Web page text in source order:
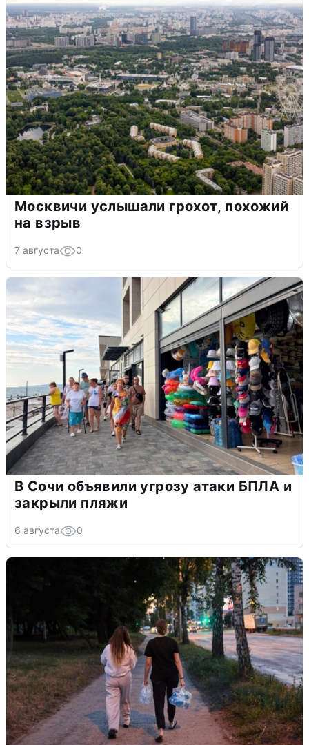
Москвичи услышали грохот, похожий
на взрыв
7 августа 0
В Сочи объявили угрозу атаки БПЛА и
закрыли пляжи
6 августа 0